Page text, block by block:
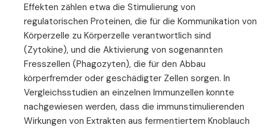
Effekten zählen etwa die Stimulierung von
regulatorischen Proteinen, die für die Kommunikation von
Körperzelle zu Körperzelle verantwortlich sind
(Zytokine), und die Aktivierung von sogenannten
Fresszellen (Phagozyten), die für den Abbau
körperfremder oder geschädigter Zellen sorgen. In
Vergleichsstudien an einzelnen Immunzellen konnte
nachgewiesen werden, dass die immunstimulierenden
Wirkungen von Extrakten aus fermentiertem Knoblauch